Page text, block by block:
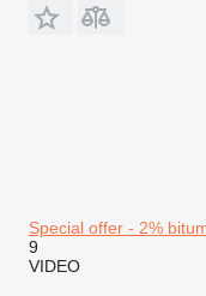
Special offer - 2%
9
VIDEO